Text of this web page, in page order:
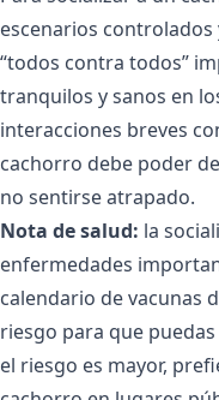
escenarios
“todos contra todos”
tranquilos y sanos en
interacciones breves
cachorro debe poder
no sentirse atrapado.
Nota de salud: la
enfermedades
calendario de vacunas
riesgo para que
el riesgo es mayor,